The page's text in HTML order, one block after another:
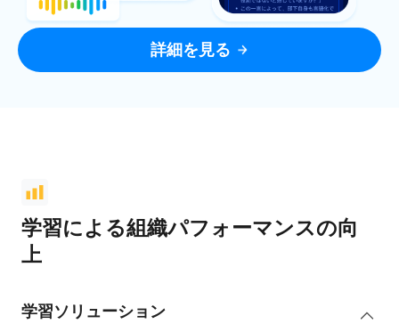
詳細を見る
学習による組織パフォーマンスの向
上
学習ソリューション